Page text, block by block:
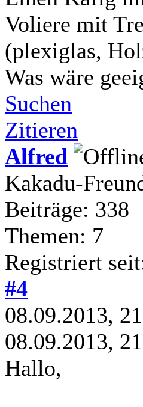
Voliere mit
(plexiglas,
Was wäre
Suchen
Zitieren
Alfred
Kakadu-
Beiträge: 338
Themen: 7
Registriert
#4
08.09.2013,
08.09.2013,
Hallo,